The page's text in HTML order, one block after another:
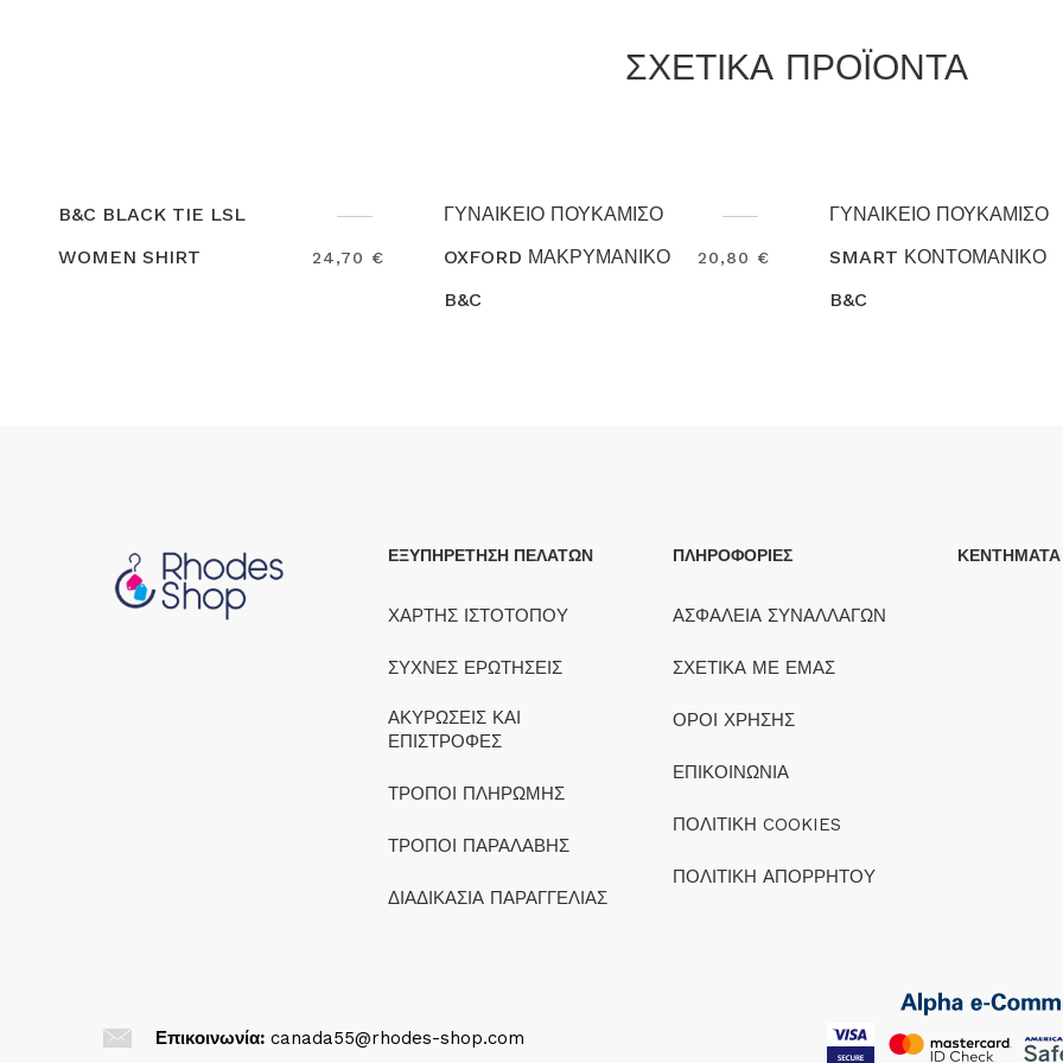
ΣΧΕΤΙΚΑ ΠΡΟΪΟΝΤΑ
24,70 €
ΓΥΝΑΙΚΕΙΟ ΠΟΥΚΑΜΙΣΟ
OXFORD ΜΑΚΡΥΜΑΝΙΚΟ
20,80 €
ΓΥΝΑΙΚΕΙΟ ΠΟΥΚΑΜΙΣΟ
SMART ΚΟΝΤΟΜΑΝΙΚΟ
18,50 €
ΓΥΝΑΙΚΕΙΟ
ΜΑΟ KA514
ΕΞΥΠΗΡΕΤΗΣΗ ΠΕΛΑΤΩΝ
ΧΑΡΤΗΣ ΙΣΤΟΤΟΠΟΥ
ΣΥΧΝΕΣ ΕΡΩΤΗΣΕΙΣ
ΑΚΥΡΩΣΕΙΣ ΚΑΙ
ΕΠΙΣΤΡΟΦΕΣ
ΤΡΟΠΟΙ ΠΛΗΡΩΜΗΣ
ΤΡΟΠΟΙ ΠΑΡΑΛΑΒΗΣ
ΔΙΑΔΙΚΑΣΙΑ ΠΑΡΑΓΓΕΛΙΑΣ
ΠΛΗΡΟΦΟΡΙΕΣ
ΑΣΦΑΛΕΙΑ ΣΥΝΑΛΛΑΓΩΝ
ΣΧΕΤΙΚΑ ΜΕ ΕΜΑΣ
ΟΡΟΙ ΧΡΗΣΗΣ
ΕΠΙΚΟΙΝΩΝΙΑ
ΠΟΛΙΤΙΚΗ COOKIES
ΠΟΛΙΤΙΚΗ ΑΠΟΡΡΗΤΟΥ
ΚΕΝΤΗΜΑΤΑ
Επικοινωνία: canada55@rhodes-shop.com